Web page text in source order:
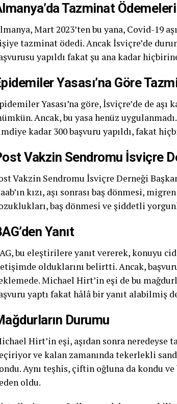
Tazminat Ödemeleri
Mart 2023’ten bu yana, Covid-19
tazminat ödedi. Ancak İsviçre’de
yapıldı fakat şu ana kadar
Yasası’na Göre
Yasası’na göre, İsviçre’de de
Ancak, bu yasa henüz
kadar 300 başvuru yapıldı, fakat
Vakzin Sendromu İsviçre
Vakzin Sendromu İsviçre Derneği
kızı, aşı sonrası baş dönmesi,
baş dönmesi ve şiddetli
Yanıt
bu eleştirilere yanıt vererek, konuyu
olduklarını belirtti. Ancak,
Michael Hirt’in eşi de bu
yaptı fakat hâlâ bir yanıt alabilmiş
Durumu
Hirt’in eşi, aşıdan sonra neredeyse
ve kalan zamanında tekerlekli
Aynı teşhis, çiftin oğluna da kondu
oldu.